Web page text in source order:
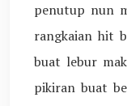
penutup nun
rangkaian hit
buat lebur
pikiran buat